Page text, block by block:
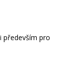
především pro